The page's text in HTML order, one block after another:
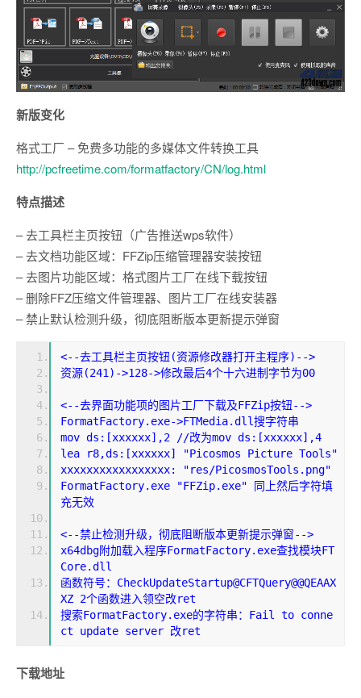
新版变化
格式工厂 – 免费多功能的多媒体文件转换工具
http://pcfreetime.com/formatfactory/CN/log.html
特点描述
– 去工具栏主页按钮（广告推送wps软件）
– 去文档功能区域：FFZip压缩管理器安装按钮
– 去图片功能区域：格式图片工厂在线下载按钮
– 删除FFZ压缩文件管理器、图片工厂在线安装器
– 禁止默认检测升级，彻底阻断版本更新提示弹窗
<--去工具栏主页按钮(资源修改器打开主程序)-->
资源(241)->128->修改最后4个十六进制字节为00
<--去界面功能项的图片工厂下载及FFZip按钮-->
FormatFactory.exe->FTMedia.dll搜字符串
mov ds:[xxxxxx],2 //改为mov ds:[xxxxxx],4
lea r8,ds:[xxxxxx] "Picosmos Picture Tools"
xxxxxxxxxxxxxxxxx: "res/PicosmosTools.png"
FormatFactory.exe "FFZip.exe" 同上然后字符填
充无效
<--禁止检测升级，彻底阻断版本更新提示弹窗-->
x64dbg附加载入程序FormatFactory.exe查找模块FT
Core.dll
函数符号：CheckUpdateStartup@CFTQuery@@QEAAX
XZ 2个函数进入领空改ret
搜索FormatFactory.exe的字符串：Fail to conne
ct update server 改ret
下载地址